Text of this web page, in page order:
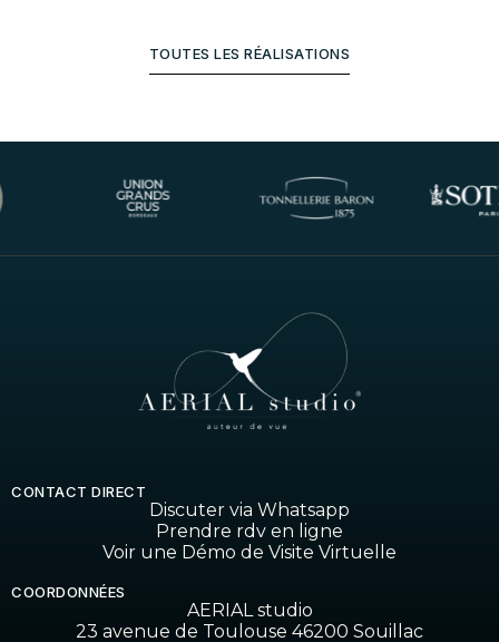
TOUTES LES RÉALISATIONS
COORDONNÉES
AERIAL studio
23 avenue de Toulouse 46200 Souillac
CONTACT DIRECT
Discuter via Whatsapp
Prendre rdv en ligne
Voir une Démo de Visite Virtuelle